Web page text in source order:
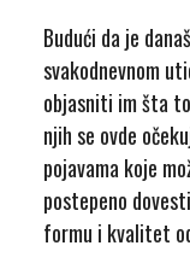
Budući da je
svakodnevnom
objasniti im šta
njih se ovde
pojavama koje
postepeno
formu i kvalitet